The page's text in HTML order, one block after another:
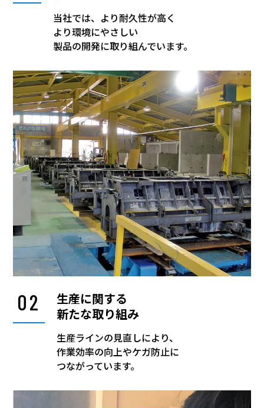
当社では、より耐久性が高く
より環境にやさしい
製品の開発に取り組んでいます。
02
生産に関する
新たな取り組み
生産ラインの見直しにより、
作業効率の向上やケガ防止に
つながっています。